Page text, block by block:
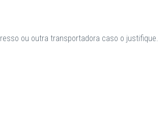
ou outra transportadora caso o justifique.